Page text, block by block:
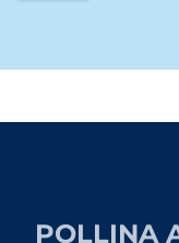
POLLINA